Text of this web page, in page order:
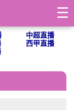
☰
中超直播
西甲直播